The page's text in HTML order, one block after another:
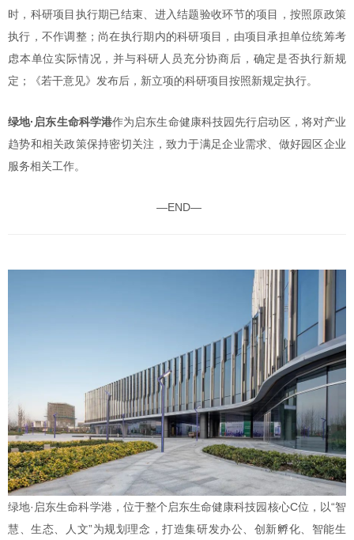
时，科研项目执行期已结束、进入结题验收环节的项目，按照原政策
执行，不作调整；尚在执行期内的科研项目，由项目承担单位统筹考
虑本单位实际情况，并与科研人员充分协商后，确定是否执行新规
定；《若干意见》发布后，新立项的科研项目按照新规定执行。
绿地·启东生命科学港作为启东生命健康科技园先行启动区，将对产业
趋势和相关政策保持密切关注，致力于满足企业需求、做好园区企业
服务相关工作。
—END—
绿地·启东生命科学港，位于整个启东生命健康科技园核心C位，以“智
慧、生态、人文”为规划理念，打造集研发办公、创新孵化、智能生